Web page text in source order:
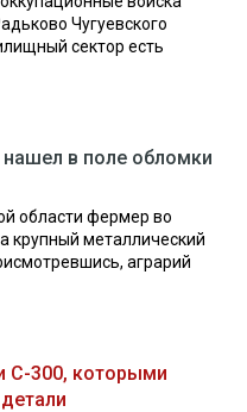
Чугуевского
сектор есть
в поле обломки
области фермер во
крупный металлический
аграрий
С-300, которыми